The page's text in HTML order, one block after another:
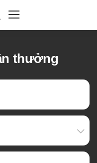
thưởng